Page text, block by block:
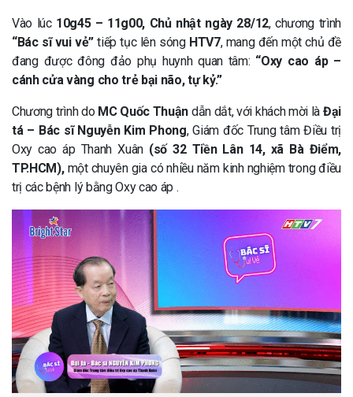
Vào lúc 10g45 – 11g00, Chủ nhật ngày 28/12, chương trình
“Bác sĩ vui vẻ” tiếp tục lên sóng HTV7, mang đến một chủ đề
đang được đông đảo phụ huynh quan tâm: “Oxy cao áp –
cánh cửa vàng cho trẻ bại não, tự kỷ.”
Chương trình do MC Quốc Thuận dẫn dắt, với khách mời là Đại
tá – Bác sĩ Nguyễn Kim Phong, Giám đốc Trung tâm Điều trị
Oxy cao áp Thanh Xuân (số 32 Tiền Lân 14, xã Bà Điểm,
TP.HCM), một chuyên gia có nhiều năm kinh nghiệm trong điều
trị các bệnh lý bằng Oxy cao áp .